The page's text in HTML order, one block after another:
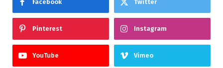
Facebook Twitter
Pinterest Instagram
YouTube Vimeo